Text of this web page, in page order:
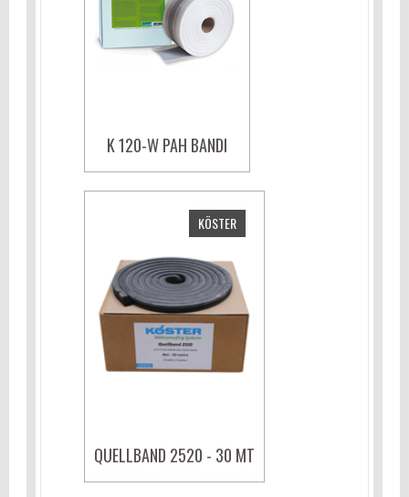
K 120-W PAH BANDI
QUELLBAND 2520 - 30 MT
KÖSTER